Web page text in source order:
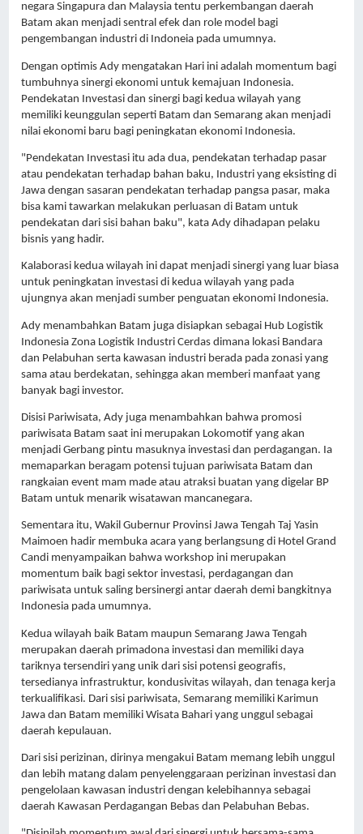
negara Singapura dan Malaysia tentu perkembangan daerah
Batam akan menjadi sentral efek dan role model bagi
pengembangan industri di Indoneia pada umumnya.
Dengan optimis Ady mengatakan Hari ini adalah momentum bagi
tumbuhnya sinergi ekonomi untuk kemajuan Indonesia.
Pendekatan Investasi dan sinergi bagi kedua wilayah yang
memiliki keunggulan seperti Batam dan Semarang akan menjadi
nilai ekonomi baru bagi peningkatan ekonomi Indonesia.
"Pendekatan Investasi itu ada dua, pendekatan terhadap pasar
atau pendekatan terhadap bahan baku, Industri yang eksisting di
Jawa dengan sasaran pendekatan terhadap pangsa pasar, maka
bisa kami tawarkan melakukan perluasan di Batam untuk
pendekatan dari sisi bahan baku", kata Ady dihadapan pelaku
bisnis yang hadir.
Kalaborasi kedua wilayah ini dapat menjadi sinergi yang luar biasa
untuk peningkatan investasi di kedua wilayah yang pada
ujungnya akan menjadi sumber penguatan ekonomi Indonesia.
Ady menambahkan Batam juga disiapkan sebagai Hub Logistik
Indonesia Zona Logistik Industri Cerdas dimana lokasi Bandara
dan Pelabuhan serta kawasan industri berada pada zonasi yang
sama atau berdekatan, sehingga akan memberi manfaat yang
banyak bagi investor.
Disisi Pariwisata, Ady juga menambahkan bahwa promosi
pariwisata Batam saat ini merupakan Lokomotif yang akan
menjadi Gerbang pintu masuknya investasi dan perdagangan. Ia
memaparkan beragam potensi tujuan pariwisata Batam dan
rangkaian event mam made atau atraksi buatan yang digelar BP
Batam untuk menarik wisatawan mancanegara.
Sementara itu, Wakil Gubernur Provinsi Jawa Tengah Taj Yasin
Maimoen hadir membuka acara yang berlangsung di Hotel Grand
Candi menyampaikan bahwa workshop ini merupakan
momentum baik bagi sektor investasi, perdagangan dan
pariwisata untuk saling bersinergi antar daerah demi bangkitnya
Indonesia pada umumnya.
Kedua wilayah baik Batam maupun Semarang Jawa Tengah
merupakan daerah primadona investasi dan memiliki daya
tariknya tersendiri yang unik dari sisi potensi geografis,
tersedianya infrastruktur, kondusivitas wilayah, dan tenaga kerja
terkualifikasi. Dari sisi pariwisata, Semarang memiliki Karimun
Jawa dan Batam memiliki Wisata Bahari yang unggul sebagai
daerah kepulauan.
Dari sisi perizinan, dirinya mengakui Batam memang lebih unggul
dan lebih matang dalam penyelenggaraan perizinan investasi dan
pengelolaan kawasan industri dengan kelebihannya sebagai
daerah Kawasan Perdagangan Bebas dan Pelabuhan Bebas.